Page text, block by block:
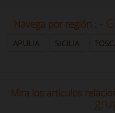
Navega por región : -
APULIA SICILIA
Mira los artículos